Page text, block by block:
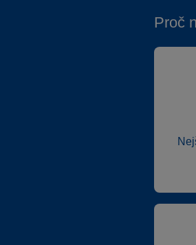
Proč